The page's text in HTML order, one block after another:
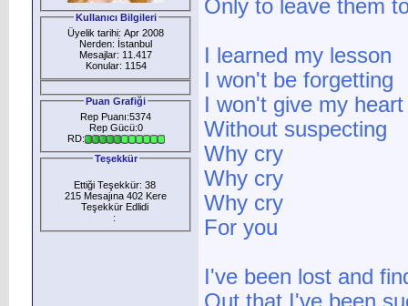
Kullanıcı Bilgileri
Üyelik tarihi: Apr 2008
Nerden: İstanbul
Mesajlar: 11.417
Konular: 1154
Puan Grafiği
Rep Puanı:5374
Rep Gücü:0
RD:
Teşekkür
Ettiği Teşekkür: 38
215 Mesajına 402 Kere
Teşekkür Edlidi
:
Only to leave them
I learned my lesson
I won't be forgetting
I won't give my
Without suspecting
Why cry
Why cry
Why cry
For you
I've been lost and